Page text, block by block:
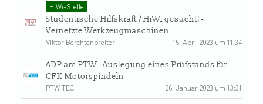
HiWi-Stelle
Studentische Hilfskraft / HiWi gesucht! -
Vernetzte Werkzeugmaschinen
Viktor Berchtenbreiter
15. April 2023 um 11:34
ADP am PTW - Auslegung eines Prüfstands für
CFK Motorspindeln
PTW TEC
26. Januar 2023 um 13:31